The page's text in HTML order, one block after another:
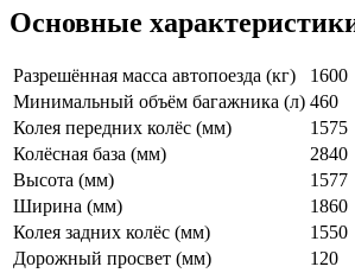
Основные
Разрешённая масса автопоезда (кг)
1600
Минимальный объём багажника (л) 460
Колея передних колёс (мм)
1575
Колёсная база (мм)
2840
Высота (мм)
1577
Ширина (мм)
1860
Колея задних колёс (мм)
1550
Дорожный просвет (мм)
120